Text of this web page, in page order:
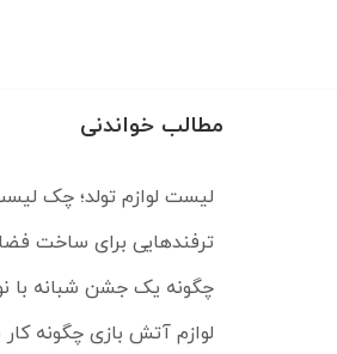
مطالب خواندنی
لیست لوازم تولد؛ چک
ترفندهایی برای ساخت
چگونه یک جشن شبانه با
لوازم آتش بازی چگونه